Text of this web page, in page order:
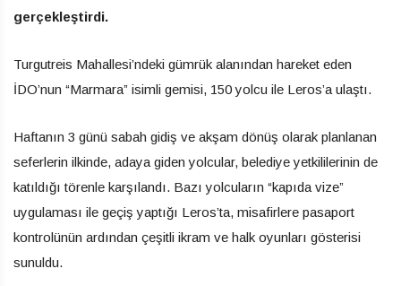
gerçekleştirdi.
Turgutreis Mahallesi’ndeki gümrük alanından hareket eden
İDO’nun “Marmara” isimli gemisi, 150 yolcu ile Leros’a ulaştı.
Haftanın 3 günü sabah gidiş ve akşam dönüş olarak planlanan
seferlerin ilkinde, adaya giden yolcular, belediye yetkililerinin de
katıldığı törenle karşılandı. Bazı yolcuların “kapıda vize”
uygulaması ile geçiş yaptığı Leros’ta, misafirlere pasaport
kontrolünün ardından çeşitli ikram ve halk oyunları gösterisi
sunuldu.